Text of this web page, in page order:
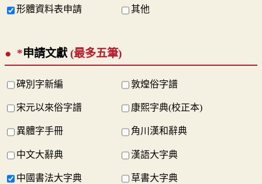
形體資料表申請 其他
*申請文獻 (最多五筆)
碑別字新編 敦煌俗字譜
宋元以來俗字譜 康熙字典(校正本)
異體字手冊 角川漢和辭典
中文大辭典 漢語大字典
中國書法大字典 草書大字典